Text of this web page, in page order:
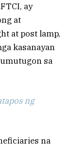
ay
at
at post lamp,
kasanayan
sa
ng
na